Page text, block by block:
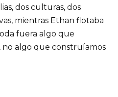
dos culturas, dos
mientras Ethan flotaba
fuera algo que
no algo que construíamos